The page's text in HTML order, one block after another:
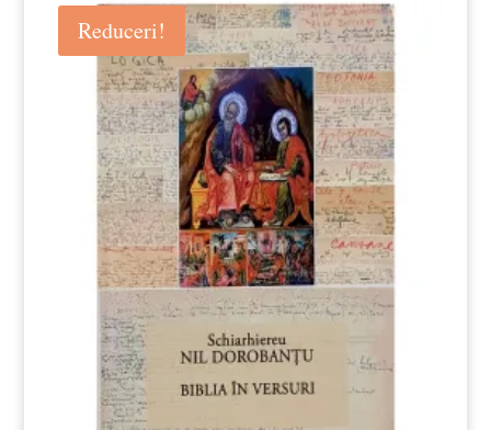
mai
recente
Reduceri!